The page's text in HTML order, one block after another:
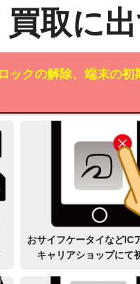
買取に
ックの解除、端末の
おサイフケータイなどIC
キャリアショップにて